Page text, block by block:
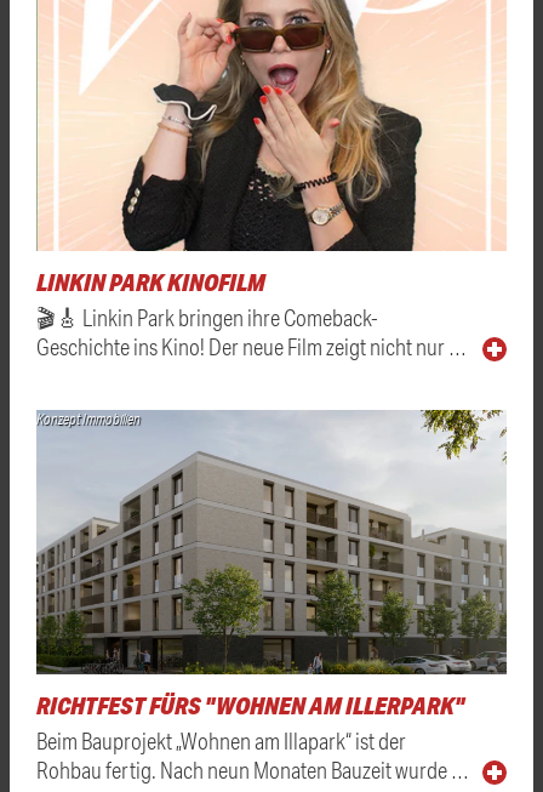
LINKIN PARK KINOFILM
🎬🎸 Linkin Park bringen ihre Comeback-
Geschichte ins Kino! Der neue Film zeigt nicht nur …
Konzept Immobilien
RICHTFEST FÜRS "WOHNEN AM ILLERPARK"
Beim Bauprojekt „Wohnen am Illapark“ ist der
Rohbau fertig. Nach neun Monaten Bauzeit wurde …